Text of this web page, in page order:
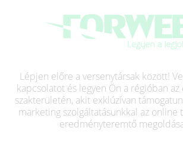
Lépjen előre a versenytársak között!
kapcsolatot és legyen Ön a régióban az
szakterületén, akit exklúzívan
marketing szolgáltatásunkkal az online
eredményteremtő